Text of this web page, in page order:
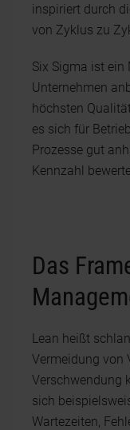
inspiriert durch
von Zyklus zu
Six Sigma ist
Unternehmen
höchsten
es sich für
Prozesse gut
Kennzahl
Das
Lean heißt
Vermeidung von
Verschwendung
sich
Wartezeiten,